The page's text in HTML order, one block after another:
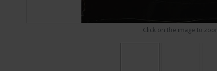
Click on the image to